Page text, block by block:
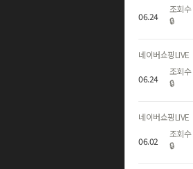
06.24
조회수
🔒
네이버쇼핑LIVE
06.24
조회수
🔒
네이버쇼핑LIVE
06.02
조회수
🔒